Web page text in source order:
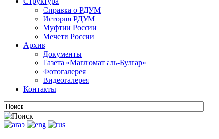
Справка о РДУМ
История РДУМ
Муфтии России
Мечети России
Архив
Документы
Газета «Маглюмат аль-Булгар»
Фотогалерея
Видеогалерея
Контакты